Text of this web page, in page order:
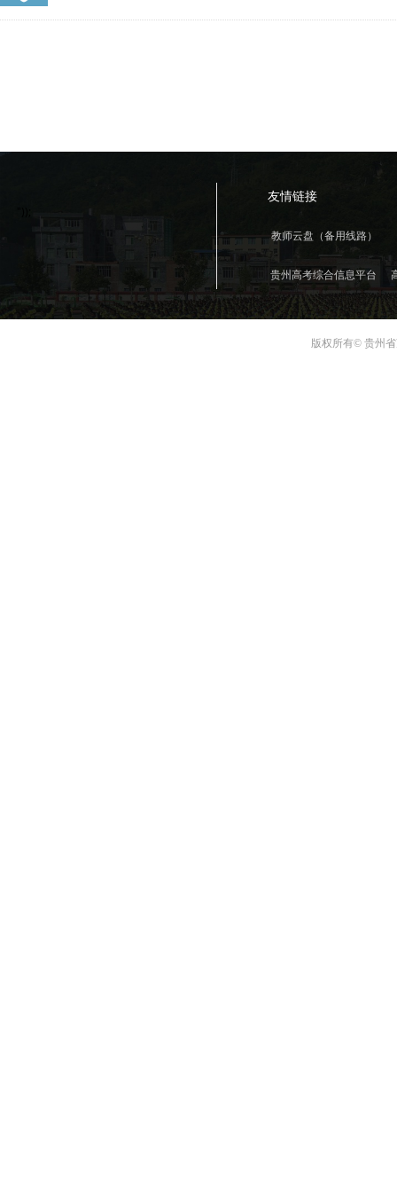
友情链接
教师云盘（备用线路）
贵州高考综合信息平台
版权所有© 贵州